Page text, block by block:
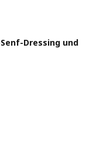
Dressing und